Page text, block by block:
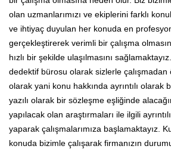
olan uzmanlarımızı ve ekiplerini farklı
ve ihtiyaç duyulan her konuda en
gerçekleştirerek verimli bir çalışma
hızlı bir şekilde ulaşılmasını
dedektif bürosu olarak sizlerle
olarak yani konu hakkında ayrıntılı olarak
yazılı olarak bir sözleşme eşliğinde
yapılacak olan araştırmaları ile ilgili
yaparak çalışmalarımıza başlamaktayız.
konuda bizimle çalışarak firmanızın